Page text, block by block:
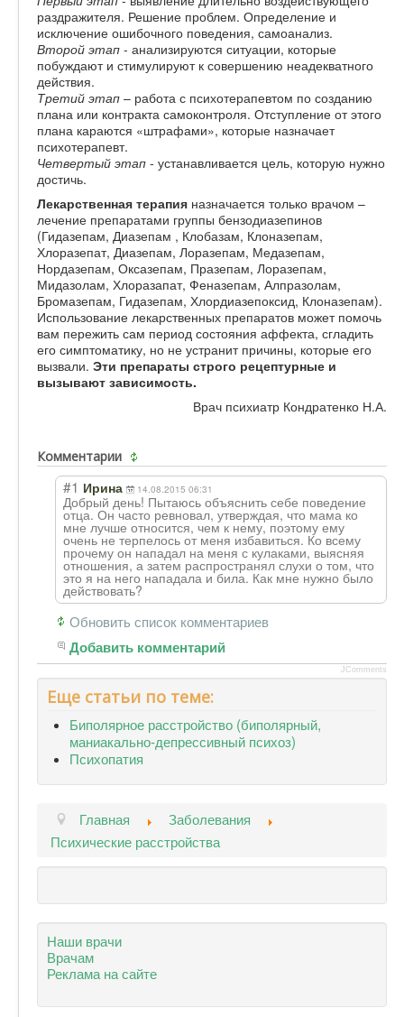
раздражителя. Решение проблем. Определение и
исключение ошибочного поведения, самоанализ.
Второй этап - анализируются ситуации, которые
побуждают и стимулируют к совершению неадекватного
действия.
Третий этап – работа с психотерапевтом по созданию
плана или контракта самоконтроля. Отступление от этого
плана караются «штрафами», которые назначает
психотерапевт.
Четвертый этап - устанавливается цель, которую нужно
достичь.
Лекарственная терапия назначается только врачом –
лечение препаратами группы бензодиазепинов
(Гидазепам, Диазепам , Клобазам, Клоназепам,
Хлоразепат, Диазепам, Лоразепам, Медазепам,
Нордазепам, Оксазепам, Празепам, Лоразепам,
Мидазолам, Хлоразапат, Феназепам, Алпразолам,
Бромазепам, Гидазепам, Хлордиазепоксид, Клоназепам).
Использование лекарственных препаратов может помочь
вам пережить сам период состояния аффекта, сгладить
его симптоматику, но не устранит причины, которые его
вызвали. Эти препараты строго рецептурные и
вызывают зависимость.
Врач психиатр Кондратенко Н.А.
Комментарии
#1 Ирина 14.08.2015 06:31
Добрый день! Пытаюсь объяснить себе поведение
отца. Он часто ревновал, утверждая, что мама ко
мне лучше относится, чем к нему, поэтому ему
очень не терпелось от меня избавиться. Ко всему
прочему он нападал на меня с кулаками, выясняя
отношения, а затем распространял слухи о том, что
это я на него нападала и била. Как мне нужно было
действовать?
Обновить список комментариев
Добавить комментарий
JComments
Еще статьи по теме:
Биполярное расстройство (биполярный,
маниакально-депрессивный психоз)
Психопатия
Главная
Заболевания
Психические расстройства
Наши врачи
Врачам
Реклама на сайте